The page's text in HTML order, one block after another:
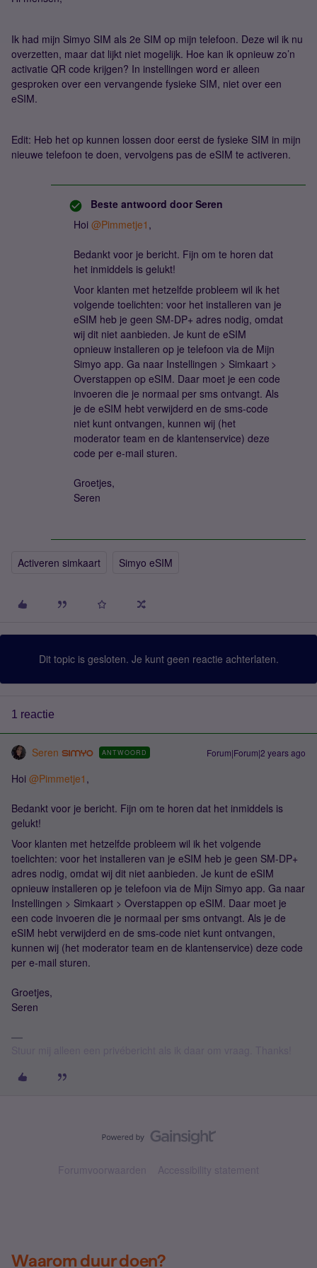
Ik had mijn Simyo SIM als 2e SIM op mijn telefoon. Deze wil ik nu
overzetten, maar dat lijkt niet mogelijk. Hoe kan ik opnieuw zo’n
activatie QR code krijgen? In instellingen word er alleen
gesproken over een vervangende fysieke SIM, niet over een
eSIM.
Edit: Heb het op kunnen lossen door eerst de fysieke SIM in mijn
nieuwe telefoon te doen, vervolgens pas de eSIM te activeren.
Beste antwoord door Seren
Hoi @Pimmetje1 ,
Bedankt voor je bericht. Fijn om te horen dat
het inmiddels is gelukt!
Voor klanten met hetzelfde probleem wil ik het
volgende toelichten: voor het installeren van je
eSIM heb je geen SM-DP+ adres nodig, omdat
wij dit niet aanbieden. Je kunt de eSIM
opnieuw installeren op je telefoon via de Mijn
Simyo app. Ga naar Instellingen > Simkaart >
Overstappen op eSIM. Daar moet je een code
invoeren die je normaal per sms ontvangt. Als
je de eSIM hebt verwijderd en de sms-code
niet kunt ontvangen, kunnen wij (het
moderator team en de klantenservice) deze
code per e-mail sturen.
Groetjes,
Seren
Activeren simkaart Simyo eSIM
Dit topic is gesloten. Je kunt geen reactie achterlaten.
1 reactie
Seren ANTWOORD Forum|Forum|2 years ago
Hoi @Pimmetje1 ,
Bedankt voor je bericht. Fijn om te horen dat het inmiddels is
gelukt!
Voor klanten met hetzelfde probleem wil ik het volgende
toelichten: voor het installeren van je eSIM heb je geen SM-DP+
adres nodig, omdat wij dit niet aanbieden. Je kunt de eSIM
opnieuw installeren op je telefoon via de Mijn Simyo app. Ga naar
Instellingen > Simkaart > Overstappen op eSIM. Daar moet je
een code invoeren die je normaal per sms ontvangt. Als je de
eSIM hebt verwijderd en de sms-code niet kunt ontvangen,
kunnen wij (het moderator team en de klantenservice) deze code
per e-mail sturen.
Groetjes,
Seren
Forumvoorwaarden Accessibility statement
Waarom duur doen?